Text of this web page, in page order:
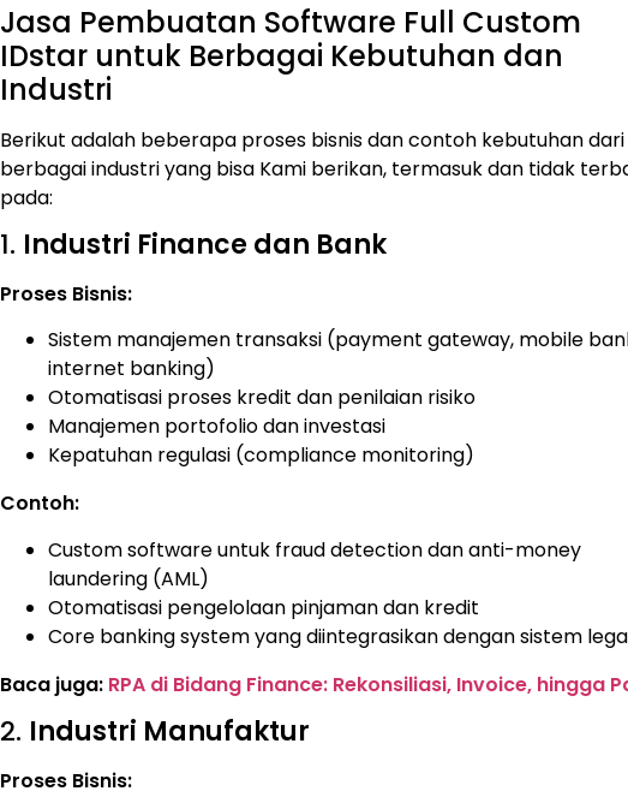
Jasa Pembuatan Software Full Custom
IDstar untuk Berbagai Kebutuhan dan
Industri
Berikut adalah beberapa proses bisnis dan contoh kebutuhan dari
berbagai industri yang bisa Kami berikan, termasuk dan tidak
pada:
1. Industri Finance dan Bank
Proses Bisnis:
Sistem manajemen transaksi (payment gateway, mobile
internet banking)
Otomatisasi proses kredit dan penilaian risiko
Manajemen portofolio dan investasi
Kepatuhan regulasi (compliance monitoring)
Contoh:
Custom software untuk fraud detection dan anti-money
laundering (AML)
Otomatisasi pengelolaan pinjaman dan kredit
Core banking system yang diintegrasikan dengan sistem
Baca juga: RPA di Bidang Finance: Rekonsiliasi, Invoice, hingga
2. Industri Manufaktur
Proses Bisnis: